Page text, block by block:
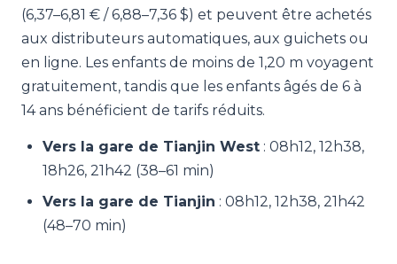
(6,37–6,81 € / 6,88–7,36 $) et peuvent être achetés
aux distributeurs automatiques, aux guichets ou
en ligne. Les enfants de moins de 1,20 m voyagent
gratuitement, tandis que les enfants âgés de 6 à
14 ans bénéficient de tarifs réduits.
Vers la gare de Tianjin West : 08h12, 12h38,
18h26, 21h42 (38–61 min)
Vers la gare de Tianjin : 08h12, 12h38, 21h42
(48–70 min)